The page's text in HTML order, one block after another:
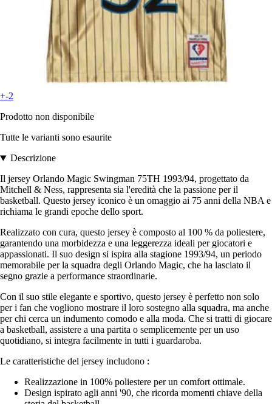
+-2
Prodotto non disponibile
Tutte le varianti sono esaurite
Descrizione
Il jersey Orlando Magic Swingman 75TH 1993/94, progettato da
Mitchell & Ness, rappresenta sia l'eredità che la passione per il
basketball. Questo jersey iconico è un omaggio ai 75 anni della NBA e
richiama le grandi epoche dello sport.
Realizzato con cura, questo jersey è composto al 100 % da poliestere,
garantendo una morbidezza e una leggerezza ideali per giocatori e
appassionati. Il suo design si ispira alla stagione 1993/94, un periodo
memorabile per la squadra degli Orlando Magic, che ha lasciato il
segno grazie a performance straordinarie.
Con il suo stile elegante e sportivo, questo jersey è perfetto non solo
per i fan che vogliono mostrare il loro sostegno alla squadra, ma anche
per chi cerca un indumento comodo e alla moda. Che si tratti di giocare
a basketball, assistere a una partita o semplicemente per un uso
quotidiano, si integra facilmente in tutti i guardaroba.
Le caratteristiche del jersey includono :
Realizzazione in 100% poliestere per un comfort ottimale.
Design ispirato agli anni '90, che ricorda momenti chiave della